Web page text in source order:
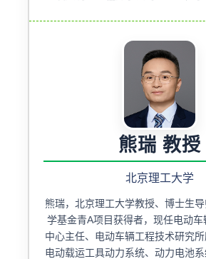
熊瑞 教授
北京理工大学
熊瑞，北京理工大学教授、博士生
学基金青A项目获得者，现任电动
中心主任、电动车辆工程技术研究
电动载运工具动力系统、动力电池系